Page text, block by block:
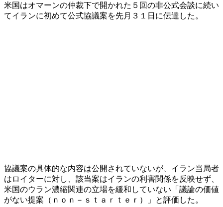
米国はオマーンの仲裁下で開かれた５回の非公式会談に続い
てイランに初めて公式協議案を先月３１日に伝達した。
協議案の具体的な内容は公開されていないが、イラン当局者
はロイターに対し、該当案はイランの利害関係を反映せず、
米国のウラン濃縮関連の立場を緩和していない「議論の価値
がない提案（ｎｏｎ－ｓｔａｒｔｅｒ）」と評価した。